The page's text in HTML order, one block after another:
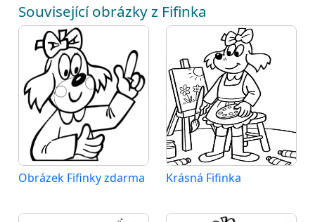
Související obrázky z Fifinka
Obrázek Fifinky zdarma Krásná Fifinka